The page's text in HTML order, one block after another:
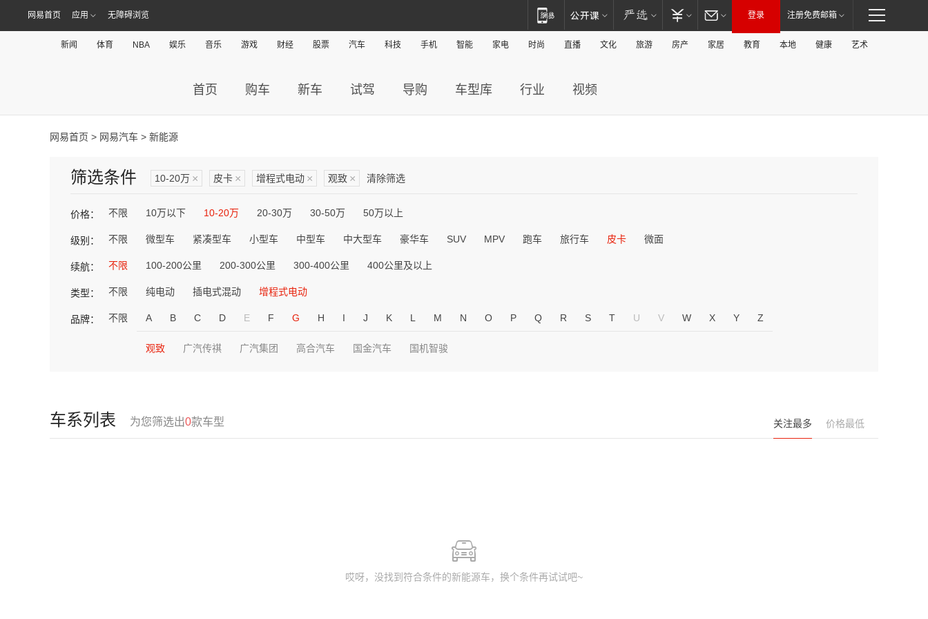
网易首页 应用 无障碍浏览 登录 注册免费邮箱
新闻 体育 NBA 娱乐 音乐 游戏 财经 股票 汽车 科技 手机 智能 家电 时尚 直播 文化 旅游 房产 家居 教育 本地 健康 艺术
首页 购车 新车 试驾 导购 车型库 行业 视频
网易首页 > 网易汽车 > 新能源
筛选条件 10-20万 × 皮卡 × 增程式电动 × 观致 × 清除筛选
价格： 不限 10万以下 10-20万 20-30万 30-50万 50万以上
级别： 不限 微型车 紧凑型车 小型车 中型车 中大型车 豪华车 SUV MPV 跑车 旅行车 皮卡 微面
续航： 不限 100-200公里 200-300公里 300-400公里 400公里及以上
类型： 不限 纯电动 插电式混动 增程式电动
品牌： 不限 A B C D E F G H I J K L M N O P Q R S T U V W X Y Z
观致 广汽传祺 广汽集团 高合汽车 国金汽车 国机智骏
车系列表 为您筛选出0款车型 关注最多 价格最低
哎呀，没找到符合条件的新能源车，换个条件再试试吧~